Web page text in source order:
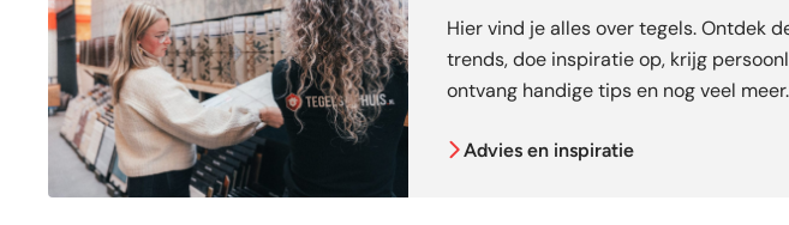
Hier vind je alles over tegels. Ontdek
trends, doe inspiratie op, krijg
ontvang handige tips en nog veel meer.
Advies en inspiratie